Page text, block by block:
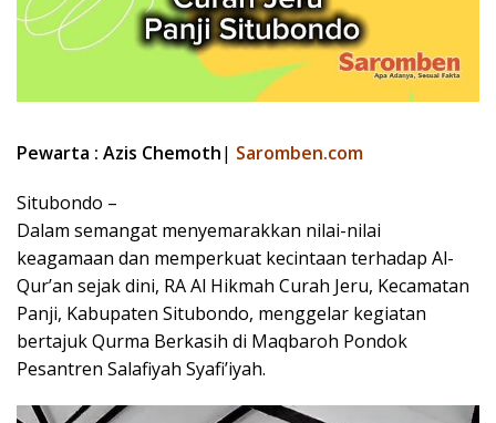
Pewarta : Azis Chemoth| Saromben.com
Situbondo –
Dalam semangat menyemarakkan nilai-nilai
keagamaan dan memperkuat kecintaan terhadap Al-
Qur’an sejak dini, RA Al Hikmah Curah Jeru, Kecamatan
Panji, Kabupaten Situbondo, menggelar kegiatan
bertajuk Qurma Berkasih di Maqbaroh Pondok
Pesantren Salafiyah Syafi’iyah.